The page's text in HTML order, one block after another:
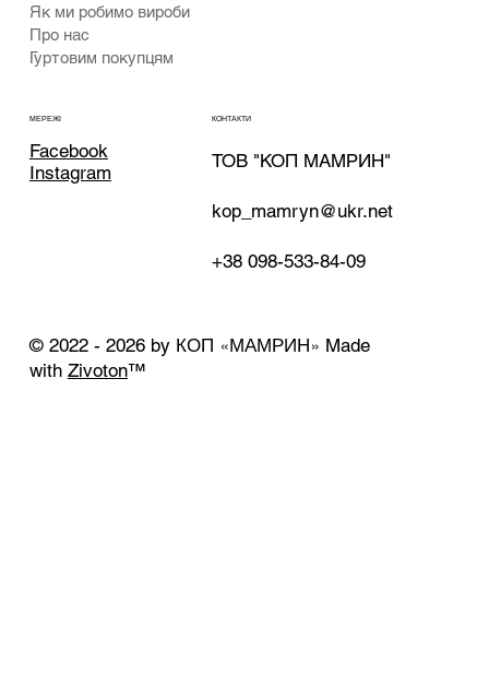
Як ми робимо вироби
Про нас
Гуртовим покупцям
МЕРЕЖІ
Facebook
Instagram
КОНТАКТИ
ТОВ "КОП МАМРИН"
kop_mamryn@ukr.net
+38 098-533-84-09
© 2022 - 2026 by КОП «МАМРИН» Made
with Zivoton™